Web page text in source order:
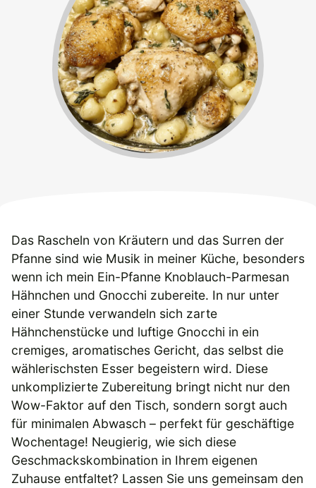
Das Rascheln von Kräutern und das Surren der
Pfanne sind wie Musik in meiner Küche, besonders
wenn ich mein Ein-Pfanne Knoblauch-Parmesan
Hähnchen und Gnocchi zubereite. In nur unter
einer Stunde verwandeln sich zarte
Hähnchenstücke und luftige Gnocchi in ein
cremiges, aromatisches Gericht, das selbst die
wählerischsten Esser begeistern wird. Diese
unkomplizierte Zubereitung bringt nicht nur den
Wow-Faktor auf den Tisch, sondern sorgt auch
für minimalen Abwasch – perfekt für geschäftige
Wochentage! Neugierig, wie sich diese
Geschmackskombination in Ihrem eigenen
Zuhause entfaltet? Lassen Sie uns gemeinsam den